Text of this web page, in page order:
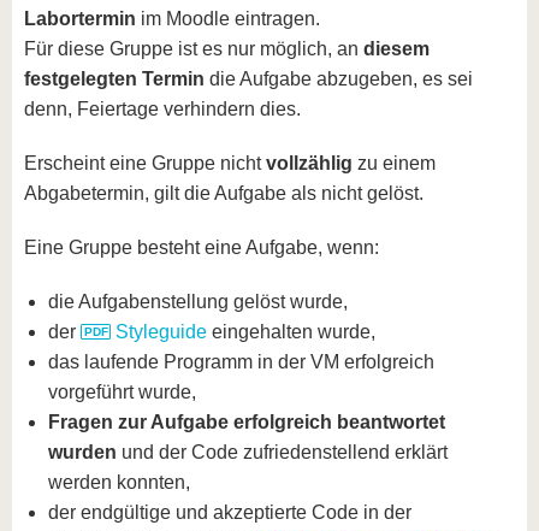
Labortermin im Moodle eintragen.
Für diese Gruppe ist es nur möglich, an diesem
festgelegten Termin die Aufgabe abzugeben, es sei
denn, Feiertage verhindern dies.
Erscheint eine Gruppe nichtvollzählig zu einem
Abgabetermin, gilt die Aufgabe als nicht gelöst.
Eine Gruppe besteht eine Aufgabe, wenn:
die Aufgabenstellung gelöst wurde,
der
Styleguide eingehalten wurde,
das laufende Programm in der VM erfolgreich
vorgeführt wurde,
Fragen zur Aufgabe erfolgreich beantwortet
wurden und der Code zufriedenstellend erklärt
werden konnten,
der endgültige und akzeptierte Code in der